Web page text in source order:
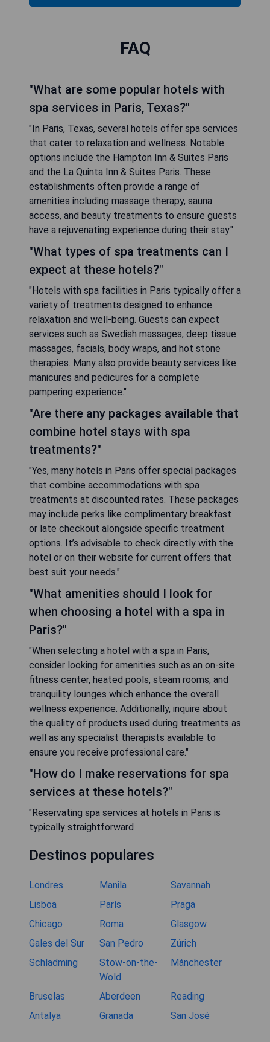
FAQ
"What are some popular hotels with
spa services in Paris, Texas?"
"In Paris, Texas, several hotels offer spa services
that cater to relaxation and wellness. Notable
options include the Hampton Inn & Suites Paris
and the La Quinta Inn & Suites Paris. These
establishments often provide a range of
amenities including massage therapy, sauna
access, and beauty treatments to ensure guests
have a rejuvenating experience during their stay."
"What types of spa treatments can I
expect at these hotels?"
"Hotels with spa facilities in Paris typically offer a
variety of treatments designed to enhance
relaxation and well-being. Guests can expect
services such as Swedish massages, deep tissue
massages, facials, body wraps, and hot stone
therapies. Many also provide beauty services like
manicures and pedicures for a complete
pampering experience."
"Are there any packages available that
combine hotel stays with spa
treatments?"
"Yes, many hotels in Paris offer special packages
that combine accommodations with spa
treatments at discounted rates. These packages
may include perks like complimentary breakfast
or late checkout alongside specific treatment
options. It’s advisable to check directly with the
hotel or on their website for current offers that
best suit your needs."
"What amenities should I look for
when choosing a hotel with a spa in
Paris?"
"When selecting a hotel with a spa in Paris,
consider looking for amenities such as an on-site
fitness center, heated pools, steam rooms, and
tranquility lounges which enhance the overall
wellness experience. Additionally, inquire about
the quality of products used during treatments as
well as any specialist therapists available to
ensure you receive professional care."
"How do I make reservations for spa
services at these hotels?"
"Reservating spa services at hotels in Paris is
typically straightforward
Destinos populares
Londres Manila
Savannah
Lisboa
París
Praga
Chicago
Roma
Glasgow
Gales del Sur
San Pedro
Zúrich
Schladming
Stow-on-the-
Wold
Mánchester
Bruselas Aberdeen
Reading
Antalya
Granada San José